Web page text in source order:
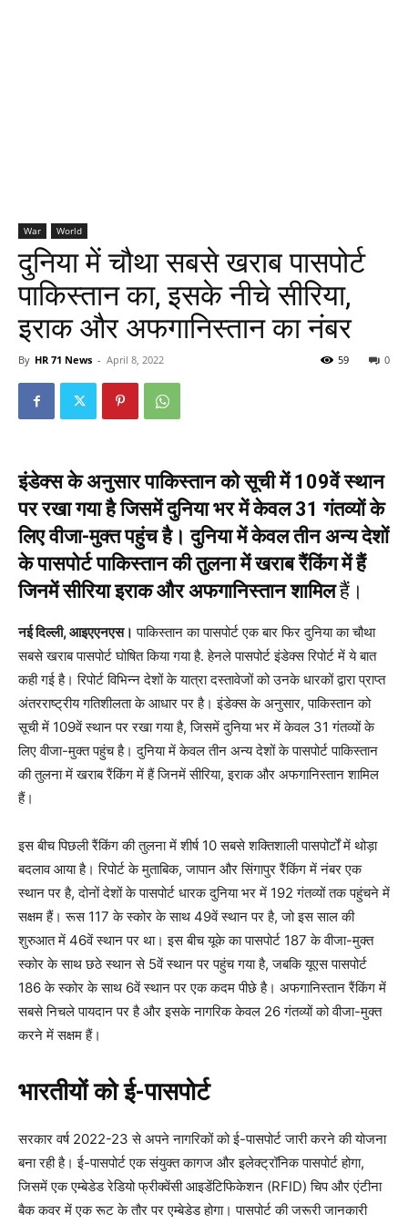
War World
दुनिया में चौथा सबसे खराब पासपोर्ट
पाकिस्तान का, इसके नीचे सीरिया,
इराक और अफगानिस्तान का नंबर
By HR 71 News - April 8, 2022 0
59
इंडेक्स के अनुसार पाकिस्तान को सूची में 109वें स्थान
पर रखा गया है जिसमें दुनिया भर में केवल 31 गंतव्यों के
लिए वीजा-मुक्त पहुंच है। दुनिया में केवल तीन अन्य देशों
के पासपोर्ट पाकिस्तान की तुलना में खराब रैंकिंग में हैं
जिनमें सीरिया इराक और अफगानिस्तान शामिलहैं।
नई दिल्ली, आइएएनएस। पाकिस्तान का पासपोर्ट एक बार फिर दुनिया का चौथा
सबसे खराब पासपोर्ट घोषित किया गया है. हेनले पासपोर्ट इंडेक्स रिपोर्ट में ये बात
कही गई है। रिपोर्ट विभिन्न देशों के यात्रा दस्तावेजों को उनके धारकों द्वारा प्राप्त
अंतरराष्ट्रीय गतिशीलता के आधार पर है। इंडेक्स के अनुसार, पाकिस्तान को
सूची में 109वें स्थान पर रखा गया है, जिसमें दुनिया भर में केवल 31 गंतव्यों के
लिए वीजा-मुक्त पहुंच है। दुनिया में केवल तीन अन्य देशों के पासपोर्ट पाकिस्तान
की तुलना में खराब रैंकिंग में हैं जिनमें सीरिया, इराक और अफगानिस्तान शामिल
हैं।
इस बीच पिछली रैंकिंग की तुलना में शीर्ष 10 सबसे शक्तिशाली पासपोर्टों में थोड़ा
बदलाव आया है। रिपोर्ट के मुताबिक, जापान और सिंगापुर रैंकिंग में नंबर एक
स्थान पर है, दोनों देशों के पासपोर्ट धारक दुनिया भर में 192 गंतव्यों तक पहुंचने में
सक्षम हैं। रूस 117 के स्कोर के साथ 49वें स्थान पर है, जो इस साल की
शुरुआत में 46वें स्थान पर था। इस बीच यूके का पासपोर्ट 187 के वीजा-मुक्त
स्कोर के साथ छठे स्थान से 5वें स्थान पर पहुंच गया है, जबकि यूएस पासपोर्ट
186 के स्कोर के साथ 6वें स्थान पर एक कदम पीछे है। अफगानिस्तान रैंकिंग में
सबसे निचले पायदान पर है और इसके नागरिक केवल 26 गंतव्यों को वीजा-मुक्त
करने में सक्षम हैं।
भारतीयों को ई-पासपोर्ट
सरकार वर्ष 2022-23 से अपने नागरिकों को ई-पासपोर्ट जारी करने की योजना
बना रही है। ई-पासपोर्ट एक संयुक्त कागज और इलेक्ट्रॉनिक पासपोर्ट होगा,
जिसमें एक एम्बेडेड रेडियो फ्रीक्वेंसी आइडेंटिफिकेशन (RFID) चिप और एंटीना
बैक कवर में एक रूट के तौर पर एम्बेडेड होगा। पासपोर्ट की जरूरी जानकारी